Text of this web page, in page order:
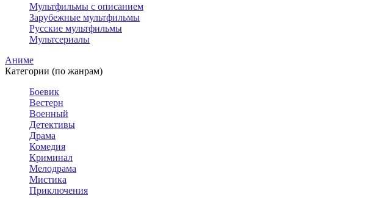
Мультфильмы с описанием
Зарубежные мультфильмы
Русские мультфильмы
Мультсериалы
Аниме
Категории (по жанрам)
Боевик
Вестерн
Военный
Детективы
Драма
Комедия
Криминал
Мелодрама
Мистика
Приключения